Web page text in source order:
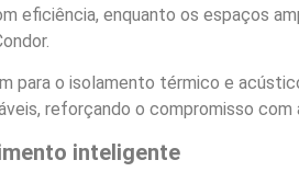
eficiência, enquanto os espaços
para o isolamento térmico e
reforçando o compromisso com
inteligente